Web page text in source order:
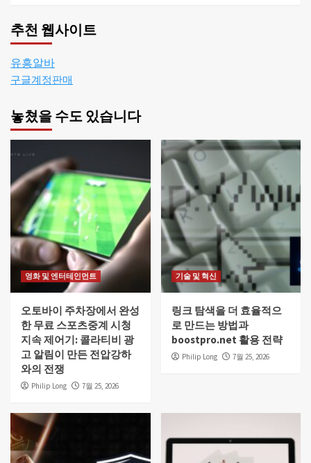
추천 웹사이트
유흥알바
구글계정판매
놓쳤을 수도 있습니다
영화 및 엔터테인먼트
오토바이 주차장에서 완성
한 무료 스포츠중계 시청
지속 제어기: 콜라티비 광
고 알림이 만든 전압강하
와의 전쟁
Philip Long 7월 25, 2026
기술 및 혁신
링크 탐색을 더 효율적으
로 만드는 방법과
boostpro.net 활용 전략
Philip Long 7월 25, 2026